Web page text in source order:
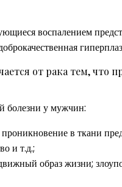
воспалением
от рака тем, что
болезни у мужчин:
в ткани
и т.д.;
образ жизни;